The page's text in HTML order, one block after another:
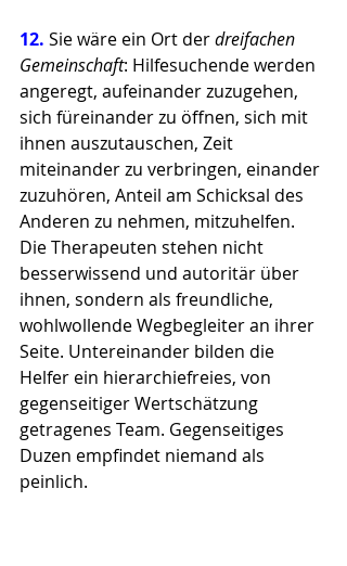
12. Sie wäre ein Ort der dreifachen
Gemeinschaft: Hilfesuchende werden
angeregt, aufeinander zuzugehen,
sich füreinander zu öffnen, sich mit
ihnen auszutauschen, Zeit
miteinander zu verbringen, einander
zuzuhören, Anteil am Schicksal des
Anderen zu nehmen, mitzuhelfen.
Die Therapeuten stehen nicht
besserwissend und autoritär über
ihnen, sondern als freundliche,
wohlwollende Wegbegleiter an ihrer
Seite. Untereinander bilden die
Helfer ein hierarchiefreies, von
gegenseitiger Wertschätzung
getragenes Team. Gegenseitiges
Duzen empfindet niemand als
peinlich.